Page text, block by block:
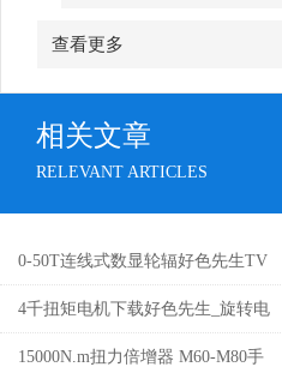
查看更多
相关文章
RELEVANT ARTICLES
0-50T连线式数显轮辐好色先生TV
下载免费_带软件的轮辐式数显好
色先生TV下载免费价格
4千扭矩电机下载好色先生_旋转电
机动态功率转矩测试台厂家
15000N.m扭力倍增器 M60-M80手